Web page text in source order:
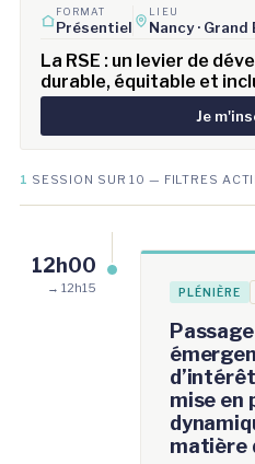
FORMAT
Présentiel
LIEU
Nancy · Grand
La RSE : un levier de
durable, équitable et
Je
1 SESSION SUR 10 — FILTRES
12h00
→ 12h15 PLÉNIÈRE
mise en
matière